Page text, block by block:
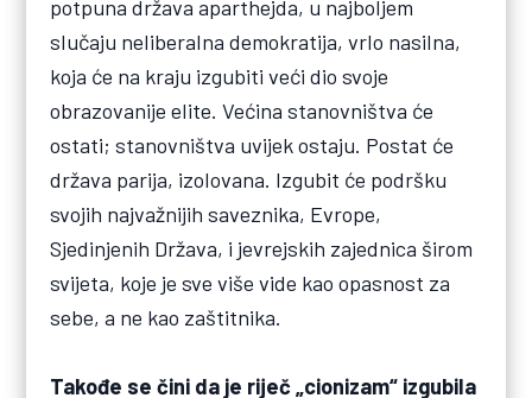
potpuna država aparthejda, u najboljem
slučaju neliberalna demokratija, vrlo nasilna,
koja će na kraju izgubiti veći dio svoje
obrazovanije elite. Većina stanovništva će
ostati; stanovništva uvijek ostaju. Postat će
država parija, izolovana. Izgubit će podršku
svojih najvažnijih saveznika, Evrope,
Sjedinjenih Država, i jevrejskih zajednica širom
svijeta, koje je sve više vide kao opasnost za
sebe, a ne kao zaštitnika.
Takođe se čini da je riječ „cionizam“ izgubila